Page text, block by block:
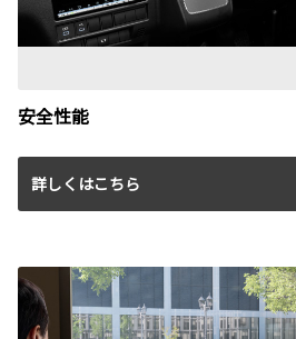
安全性能
詳しくはこちら